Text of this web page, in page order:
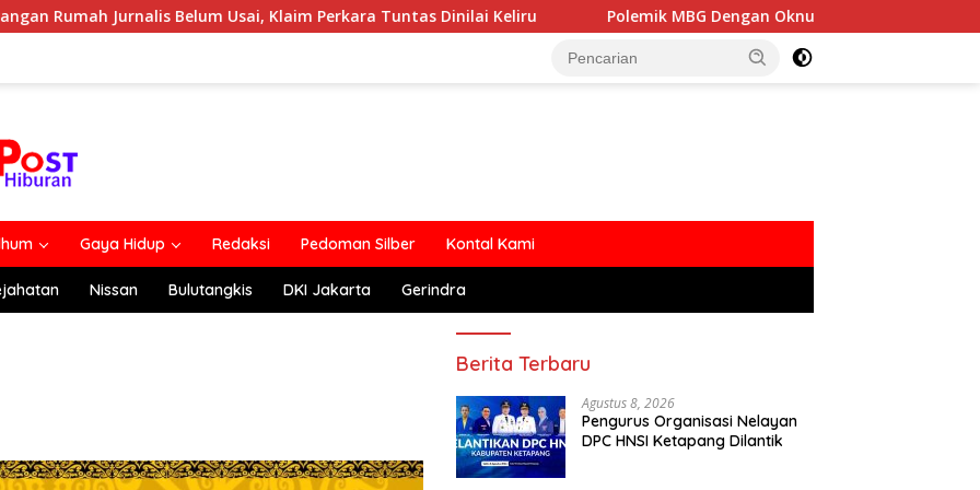
Belum Usai, Klaim Perkara Tuntas Dinilai Keliru Polemik MBG Dengan Oknum Media Berakhir Damai
Gaya Hidup Redaksi Pedoman Silber Kontal Kami
Nissan Bulutangkis DKI Jakarta Gerindra
Berita Terbaru
Agustus 8, 2026
Pengurus Organisasi Nelayan
DPC HNSI Ketapang Dilantik